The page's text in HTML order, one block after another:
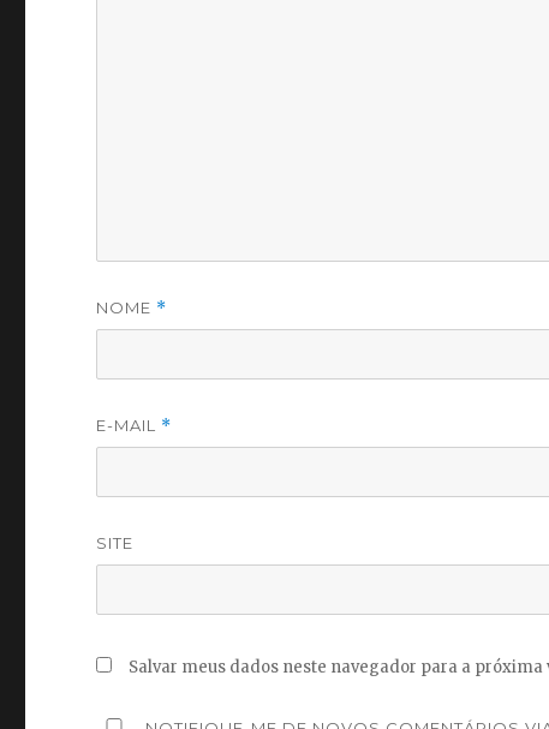
NOME *
E-MAIL *
SITE
Salvar meus dados neste navegador para a próxima